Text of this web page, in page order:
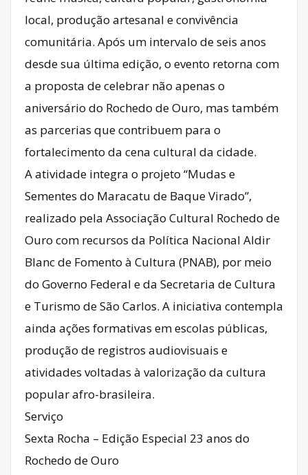
local, produção artesanal e convivência
comunitária. Após um intervalo de seis anos
desde sua última edição, o evento retorna com
a proposta de celebrar não apenas o
aniversário do Rochedo de Ouro, mas também
as parcerias que contribuem para o
fortalecimento da cena cultural da cidade.
A atividade integra o projeto “Mudas e
Sementes do Maracatu de Baque Virado”,
realizado pela Associação Cultural Rochedo de
Ouro com recursos da Política Nacional Aldir
Blanc de Fomento à Cultura (PNAB), por meio
do Governo Federal e da Secretaria de Cultura
e Turismo de São Carlos. A iniciativa contempla
ainda ações formativas em escolas públicas,
produção de registros audiovisuais e
atividades voltadas à valorização da cultura
popular afro-brasileira.
Serviço
Sexta Rocha – Edição Especial 23 anos do
Rochedo de Ouro